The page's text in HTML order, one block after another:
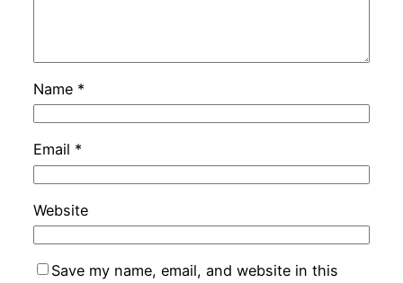
Name *
Email *
Website
Save my name, email, and website in this